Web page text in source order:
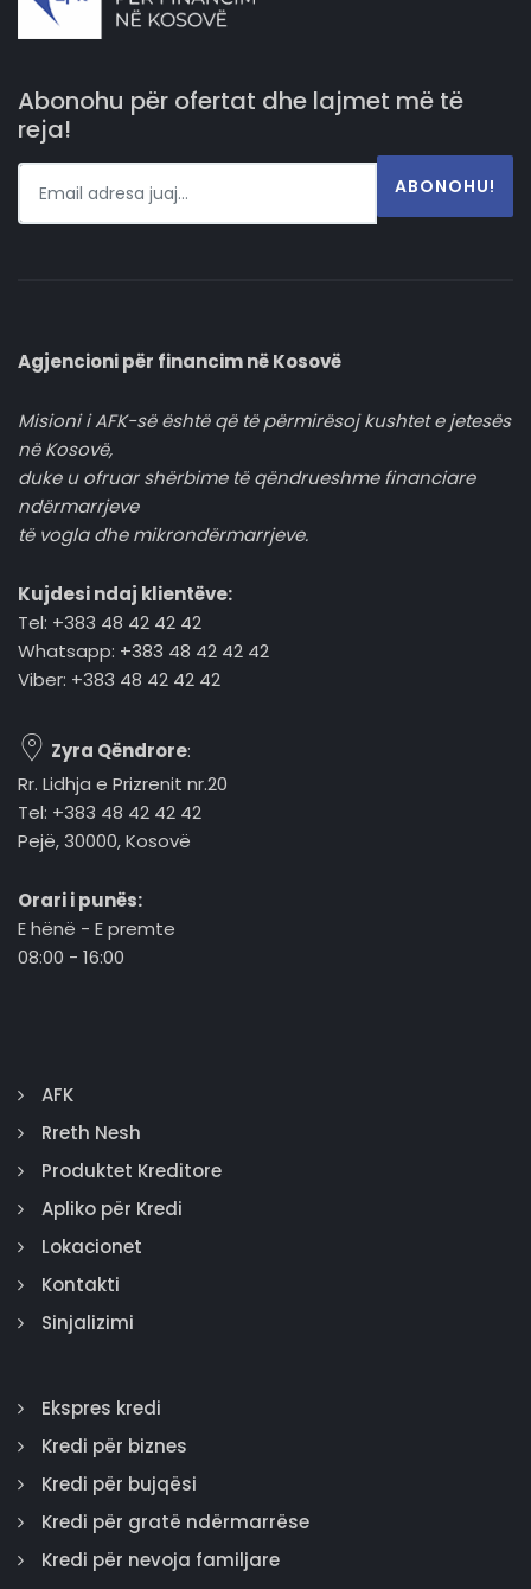
Abonohu për ofertat dhe lajmet më të
reja!
ABONOHU!
Agjencioni për financim në Kosovë
Misioni i AFK-së është që të përmirësoj kushtet e jetesës
në Kosovë,
duke u ofruar shërbime të qëndrueshme financiare
ndërmarrjeve
të vogla dhe mikrondërmarrjeve.
Kujdesi ndaj klientëve:
Tel: +383 48 42 42 42
Whatsapp: +383 48 42 42 42
Viber: +383 48 42 42 42
Zyra Qëndrore:
Rr. Lidhja e Prizrenit nr.20
Tel: +383 48 42 42 42
Pejë, 30000, Kosovë
Orari i punës:
E hënë - E premte
08:00 - 16:00
AFK
Rreth Nesh
Produktet Kreditore
Apliko për Kredi
Lokacionet
Kontakti
Sinjalizimi
Ekspres kredi
Kredi për biznes
Kredi për bujqësi
Kredi për gratë ndërmarrëse
Kredi për nevoja familjare